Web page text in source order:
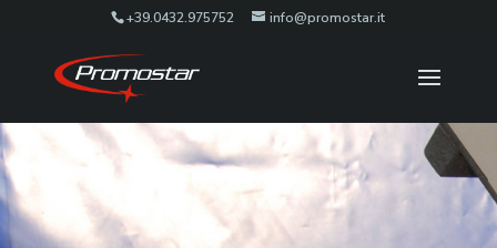
+39.0432.975752 info@promostar.it